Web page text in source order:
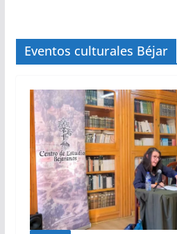
Eventos culturales Béjar